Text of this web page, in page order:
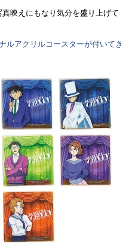
映えにもなり気分を盛り上げて
ルアクリルコースターが付いてき